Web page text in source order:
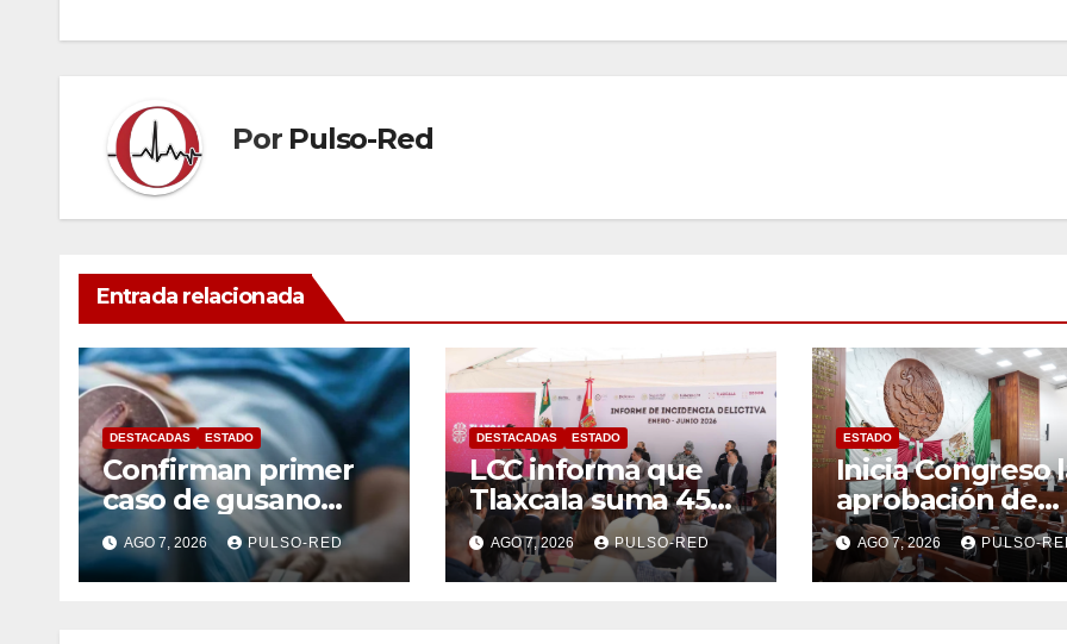
entradas
Por Pulso-Red
Entrada relacionada
DESTACADAS ESTADO
Confirman primer
caso de gusano
barrenador en
humano en
Tlaxcala
AGO 7, 2026 PULSO-RED
DESTACADAS ESTADO
LCC informa que
Tlaxcala suma 45
meses con la menor
tasa de delitos en el
país
AGO 7, 2026 PULSO-RED
ESTADO
Inicia Congreso
aprobación de
dictámenes de
cuentas
entes
AGO 7, 2026 PULSO-